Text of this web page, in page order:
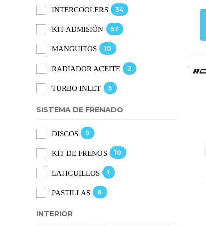
INTERCOOLERS 34
KIT ADMISIÓN 57
MANGUITOS 10
RADIADOR ACEITE 2
TURBO INLET 5
SISTEMA DE FRENADO
DISCOS 9
KIT DE FRENOS 10
LATIGUILLOS 1
PASTILLAS 8
INTERIOR